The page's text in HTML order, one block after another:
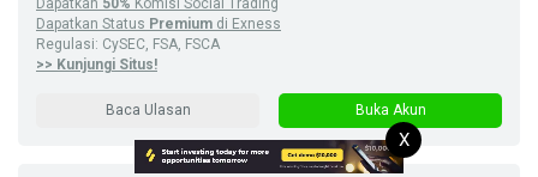
Dapatkan 50% Komisi Social Trading
Dapatkan Status Premium di Exness
Regulasi: CySEC, FSA, FSCA
>> Kunjungi Situs!
Baca Ulasan Buka Akun
X